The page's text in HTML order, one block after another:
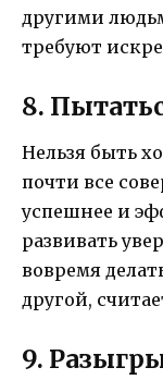
другими
требуют
8.
Нельзя быть
почти все
успешнее и
развивать
вовремя
другой,
9.